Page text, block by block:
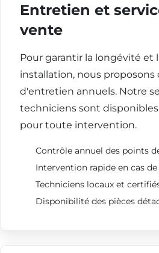
Entretien et
vente
Pour garantir la longévité et
installation, nous proposons
d'entretien annuels. Notre
techniciens sont
pour toute intervention.
Contrôle annuel des points
Intervention rapide en cas
Techniciens locaux et
Disponibilité des pièces